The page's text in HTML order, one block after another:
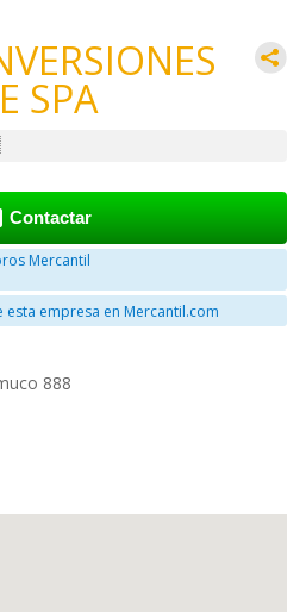
SPA
Contactar
Mercantil
empresa en Mercantil.com
888